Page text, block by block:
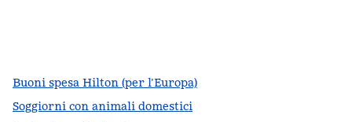
Buoni spesa Hilton (per l’Europa)
Soggiorni con animali domestici